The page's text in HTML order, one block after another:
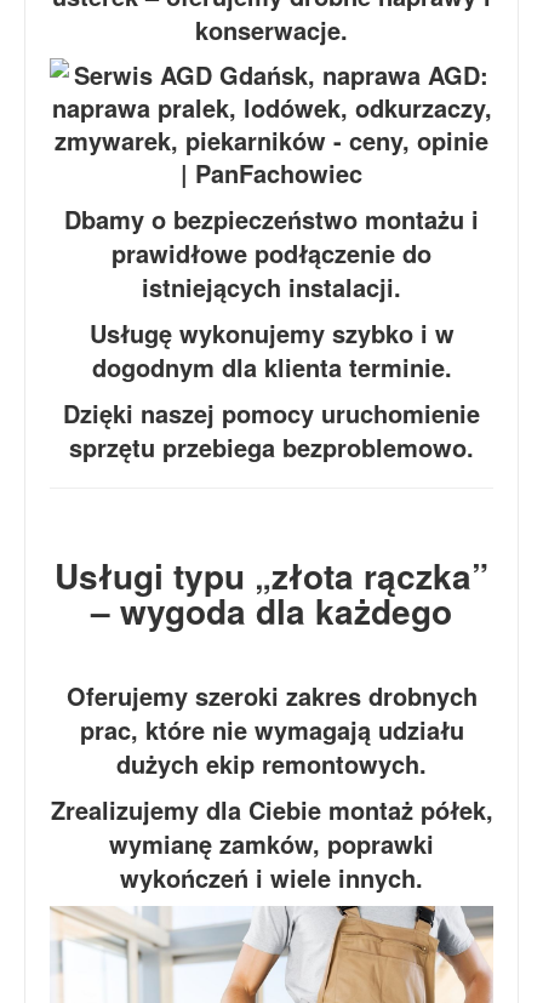
konserwacje.
Dbamy o bezpieczeństwo montażu i
prawidłowe podłączenie do
istniejących instalacji.
Usługę wykonujemy szybko i w
dogodnym dla klienta terminie.
Dzięki naszej pomocy uruchomienie
sprzętu przebiega bezproblemowo.
Usługi typu „złota rączka”
– wygoda dla każdego
Oferujemy szeroki zakres drobnych
prac, które nie wymagają udziału
dużych ekip remontowych.
Zrealizujemy dla Ciebie montaż półek,
wymianę zamków, poprawki
wykończeń i wiele innych.